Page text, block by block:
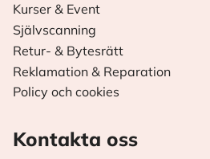
Kurser & Event
Självscanning
Retur- & Bytesrätt
Reklamation & Reparation
Policy och cookies
Kontakta oss